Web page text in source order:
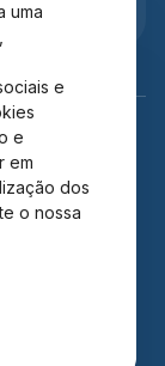
uma
e
e
em
dos
o nossa
os direitos